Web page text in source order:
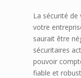
La sécurité
votre
saurait être
sécuritaires
pouvoir
fiable et